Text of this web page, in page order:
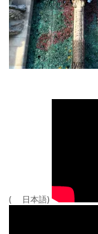
( 日本語)